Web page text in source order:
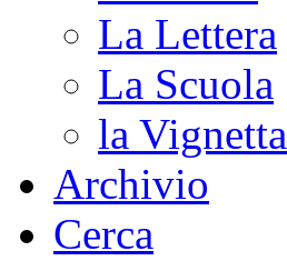
La Lettera
La Scuola
la Vignetta
Archivio
Cerca